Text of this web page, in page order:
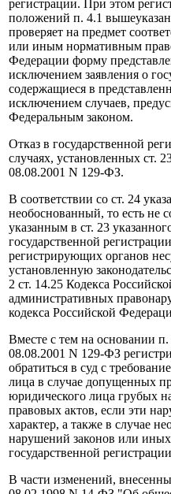
регистрации. При этом
положений п. 4.1
проверяет на предмет
или иным нормативным
Федерации форму
исключением заявления о
содержащиеся в
исключением случаев,
Федеральным законом.
Отказ в государственной
случаях, установленных ст.
08.08.2001 N 129-ФЗ.
В соответствии со ст. 24
необоснованный, то есть не
указанным в ст. 23
государственной
регистрирующих органов
установленную
2 ст. 14.25 Кодекса
административных
кодекса Российской
Вместе с тем на основании п.
08.08.2001 N 129-ФЗ
обратиться в суд с
лица в случае допущенных
юридического лица грубых
правовых актов, если эти
характер, а также в случае
нарушений законов или
государственной
В части изменений,